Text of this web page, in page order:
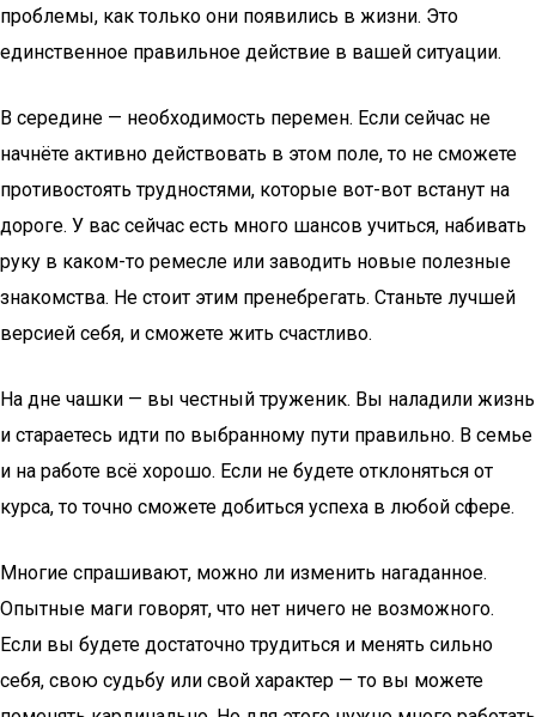
проблемы, как только они появились в жизни. Это
единственное правильное действие в вашей ситуации.
В середине — необходимость перемен. Если сейчас не
начнёте активно действовать в этом поле, то не сможете
противостоять трудностями, которые вот-вот встанут на
дороге. У вас сейчас есть много шансов учиться, набивать
руку в каком-то ремесле или заводить новые полезные
знакомства. Не стоит этим пренебрегать. Станьте лучшей
версией себя, и сможете жить счастливо.
На дне чашки — вы честный труженик. Вы наладили жизнь
и стараетесь идти по выбранному пути правильно. В семье
и на работе всё хорошо. Если не будете отклоняться от
курса, то точно сможете добиться успеха в любой сфере.
Многие спрашивают, можно ли изменить нагаданное.
Опытные маги говорят, что нет ничего не возможного.
Если вы будете достаточно трудиться и менять сильно
себя, свою судьбу или свой характер — то вы можете